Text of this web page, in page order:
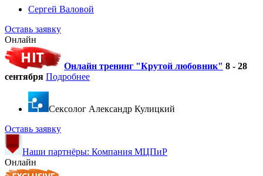
Сергей Валовой
Оставь заявку
Онлайн
Онлайн тренинг "Крутой любовник" 8 - 28
сентября Подробнее
Cексолог Александр Кулицкий
Оставь заявку
Наши партнёры: Компания МЦПиР
Онлайн